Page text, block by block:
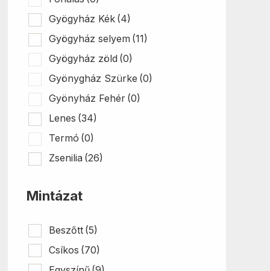
Gyögyház Kék (4)
Gyögyház selyem (11)
Gyögyház zöld (0)
Gyönygház Szürke (0)
Gyönyház Fehér (0)
Lenes (34)
Termó (0)
Zsenilia (26)
Mintázat
Beszőtt (5)
Csíkos (70)